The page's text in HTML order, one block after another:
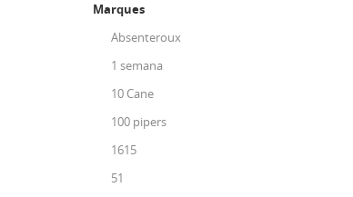
Marques
Absenteroux
1 semana
10 Cane
100 pipers
1615
51